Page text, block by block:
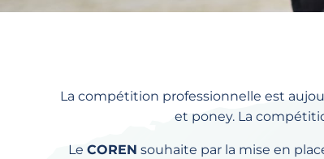
La compétition professionnelle est
et poney. La
Le COREN souhaite par la mise en